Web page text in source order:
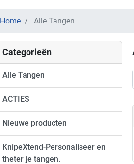
Home Alle Tangen
Categorieën
Alle Tangen
ACTIES
Nieuwe producten
KnipeXtend-Personaliseer en
theter je tangen.